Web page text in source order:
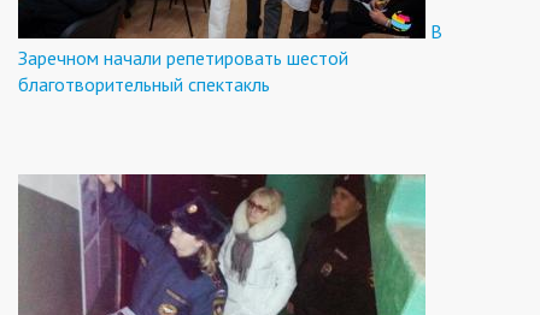
В
Заречном начали репетировать шестой
благотворительный спектакль